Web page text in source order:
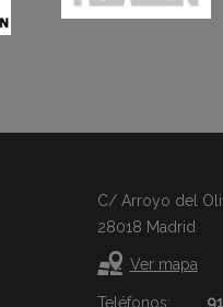
C/ Arroyo del
28018 Madrid
Ver mapa
Teléfonos: